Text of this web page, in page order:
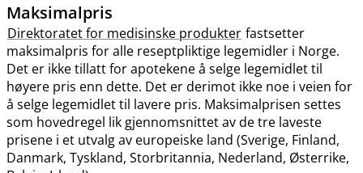
Maksimalpris
Direktoratet for medisinske produkter fastsetter
maksimalpris for alle reseptpliktige legemidler i Norge.
Det er ikke tillatt for apotekene å selge legemidlet til
høyere pris enn dette. Det er derimot ikke noe i veien for
å selge legemidlet til lavere pris. Maksimalprisen settes
som hovedregel lik gjennomsnittet av de tre laveste
prisene i et utvalg av europeiske land (Sverige, Finland,
Danmark, Tyskland, Storbritannia, Nederland, Østerrike,